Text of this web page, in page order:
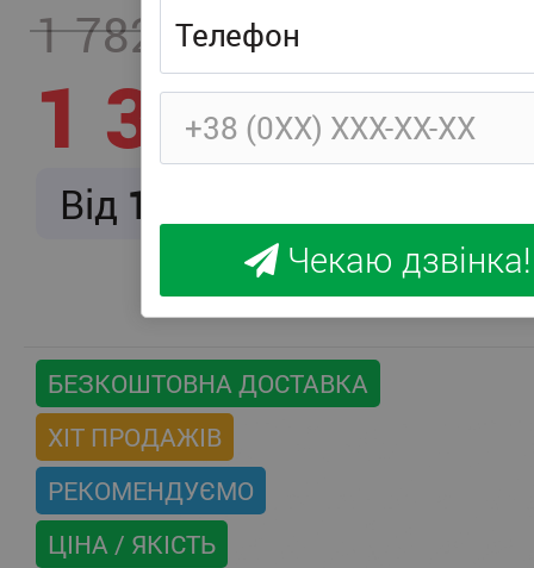
1 782 - 457
1 325
Від 166
БЕЗКОШТОВНА ДОСТАВКА
ХІТ ПРОДАЖІВ
РЕКОМЕНДУЄМО
ЦІНА / ЯКІСТЬ
Чекаю дзвінка!